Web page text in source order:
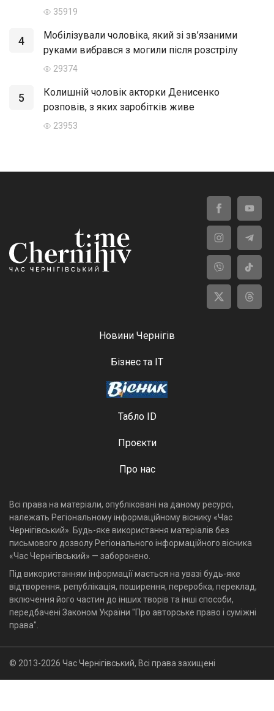
35919
4
Мобілізували чоловіка, який зі зв’язаними
руками вибрався з могили після розстрілу
29374
5
Колишній чоловік акторки Денисенко
розповів, з яких заробітків живе
23953
Новини Чернігів
Бізнес та ІТ
Табло ID
Проєкти
Про нас
Всі права на матеріали, опубліковані на даному ресурсі,
належать Регіональному інформаційному віснику «Час
Чернігівський». Будь-яке використання матеріалів без
письмового дозволу Регіонального інформаційного вісника
«Час Чернігівський» — заборонено.
Під використанням інформації мається на увазі будь-яке
відтворення, републікація, поширення, переробка, переклад,
включення його частин до інших творів та інші способи,
передбачені Законом України "Про авторське право і суміжні
права".
© 2013-2026 Час Чернігівський, Всі права захищені